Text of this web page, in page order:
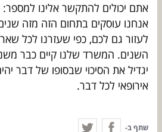
אנחנו עוסקים בתחום הזה מזה
לעזור גם לכם, כפי שעזרנו לכל
יגדיל את הסיכוי שבסופו של דבר
אירופאי לכל דבר.
שתף ב-